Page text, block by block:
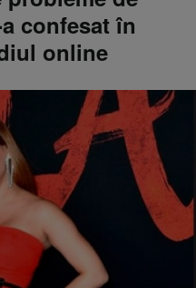
confesat în
online